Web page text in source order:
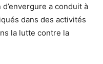
a conduit à
dans des activités
la lutte contre la